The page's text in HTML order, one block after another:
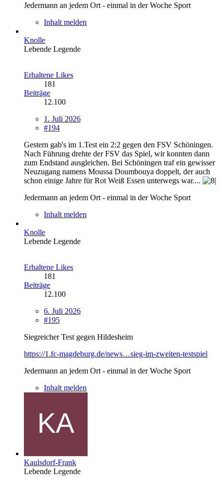
Jedermann an jedem Ort - einmal in der Woche Sport
Inhalt melden
Knolle
Lebende Legende
Erhaltene Likes
181
Beiträge
12.100
1. Juli 2026
#194
Gestern gab's im 1.Test ein 2:2 gegen den FSV Schöningen.
Nach Führung drehte der FSV das Spiel, wir konnten dann
zum Endstand ausgleichen. Bei Schöningen traf ein gewisser
Neuzugang namens Moussa Doumbouya doppelt, der auch
schon einige Jahre für Rot Weiß Essen unterwegs war....
Jedermann an jedem Ort - einmal in der Woche Sport
Inhalt melden
Knolle
Lebende Legende
Erhaltene Likes
181
Beiträge
12.100
6. Juli 2026
#195
Siegreicher Test gegen Hildesheim
https://1.fc-magdeburg.de/news…sieg-im-zweiten-testspiel
Jedermann an jedem Ort - einmal in der Woche Sport
Inhalt melden
Kaulsdorf-Frank
Lebende Legende